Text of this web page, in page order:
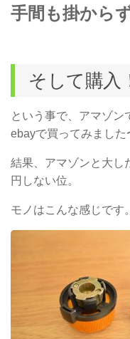
手間も掛から
そして購入
という事で、アマゾン
ebayで買ってみました
結果、アマゾンと大し
円しない位。
モノはこんな感じです。